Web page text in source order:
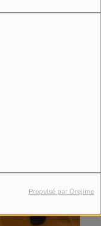
Propulsé par Orejime